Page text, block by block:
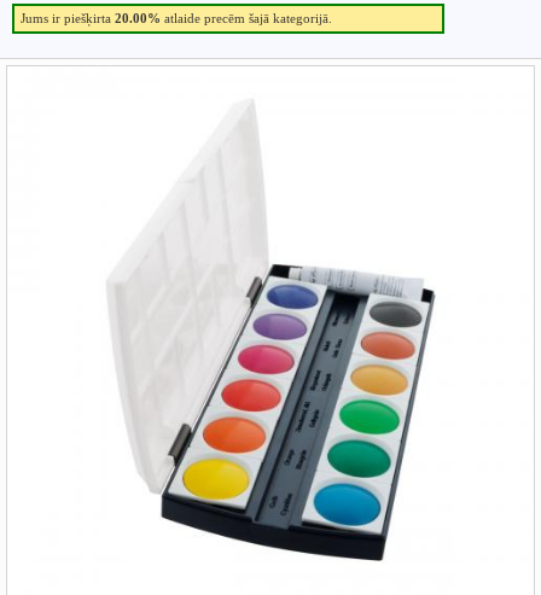
Jums ir piešķirta 20.00% atlaide precēm šajā kategorijā.